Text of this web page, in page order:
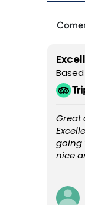
Great
going
nice